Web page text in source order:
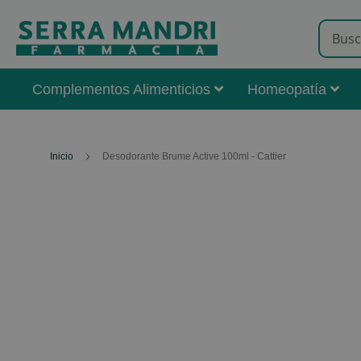
Complementos Alimenticios Homeopatía
Inicio Desodorante Brume Active 100ml - Cattier